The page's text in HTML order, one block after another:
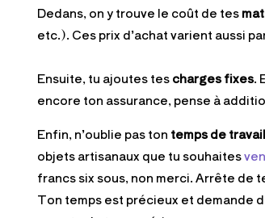
Dedans, on y trouve le coût de tes
etc.). Ces prix d’achat varient aussi
Ensuite, tu ajoutes tescharges fixes.
encore ton assurance, pense à
Enfin, n’oublie pas ton temps de travail
objets artisanaux que tu souhaites
francs six sous, non merci. Arrête de
Ton temps est précieux et demande